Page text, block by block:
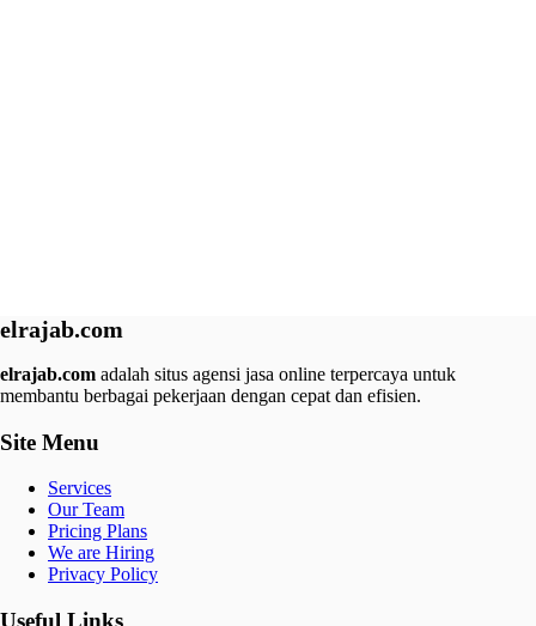
elrajab.com
elrajab.com adalah situs agensi jasa online terpercaya untuk
membantu berbagai pekerjaan dengan cepat dan efisien.
Site Menu
Services
Our Team
Pricing Plans
We are Hiring
Privacy Policy
Useful Links